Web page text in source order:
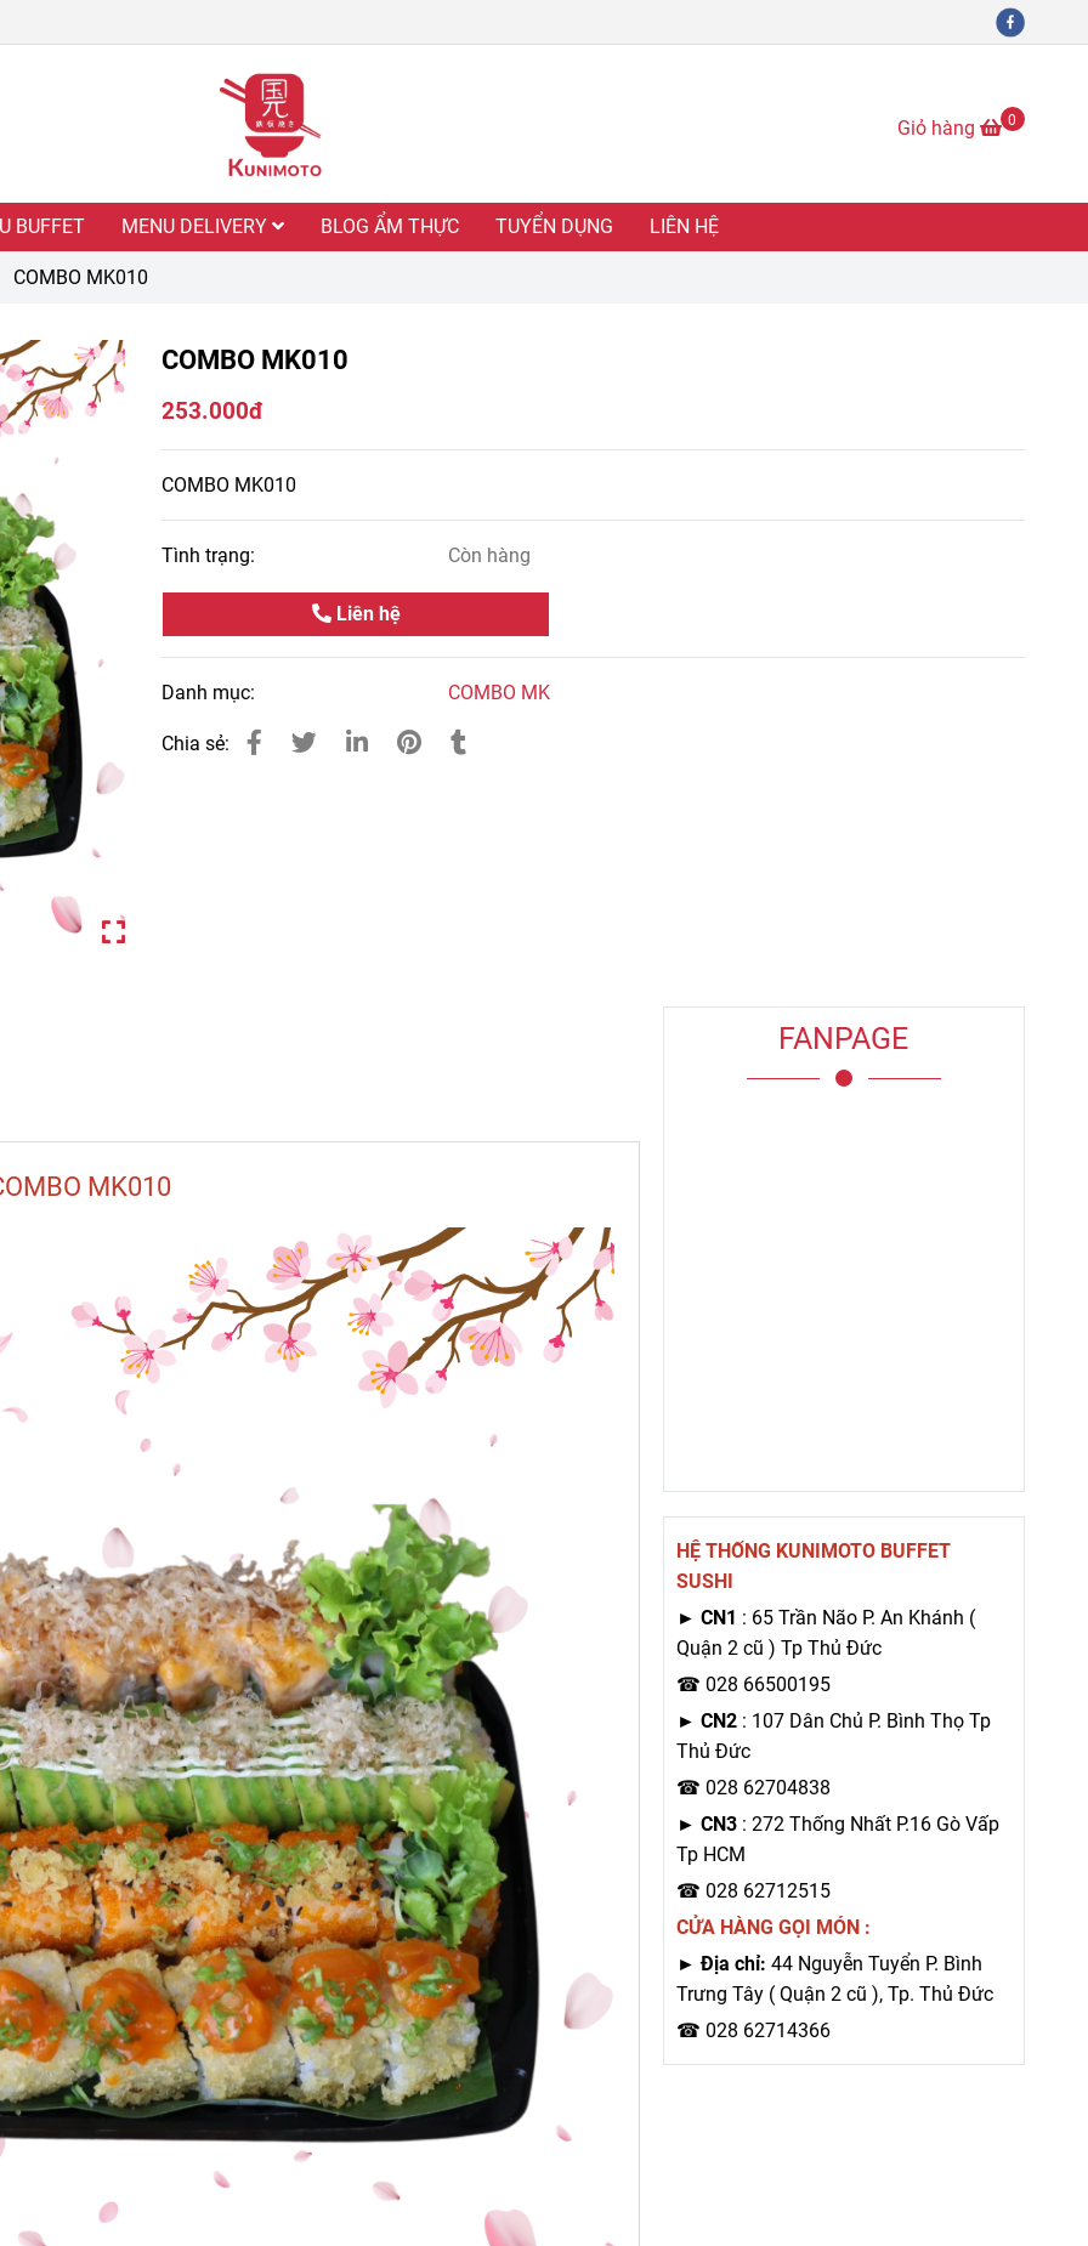
Giỏ hàng 0
BUFFET MENU DELIVERY BLOG ẨM THỰC TUYỂN DỤNG LIÊN HỆ
COMBO MK010
COMBO MK010
253.000đ
COMBO MK010
Tình trạng: Còn hàng
Liên hệ
Danh mục: COMBO MK
Chia sẻ:
MK010
FANPAGE
HỆ THỐNG KUNIMOTO BUFFET
SUSHI
► CN1 : 65 Trần Não P. An Khánh (
Quận 2 cũ ) Tp Thủ Đức
☎ 028 66500195
► CN2: 107 Dân Chủ P. Bình Thọ Tp
Thủ Đức
☎ 028 62704838
► CN3 : 272 Thống Nhất P.16 Gò Vấp
Tp HCM
☎ 028 62712515
CỬA HÀNG GỌI MÓN :
► Địa chỉ: 44 Nguyễn Tuyển P. Bình
Trưng Tây ( Quận 2 cũ ), Tp. Thủ Đức
☎ 028 62714366